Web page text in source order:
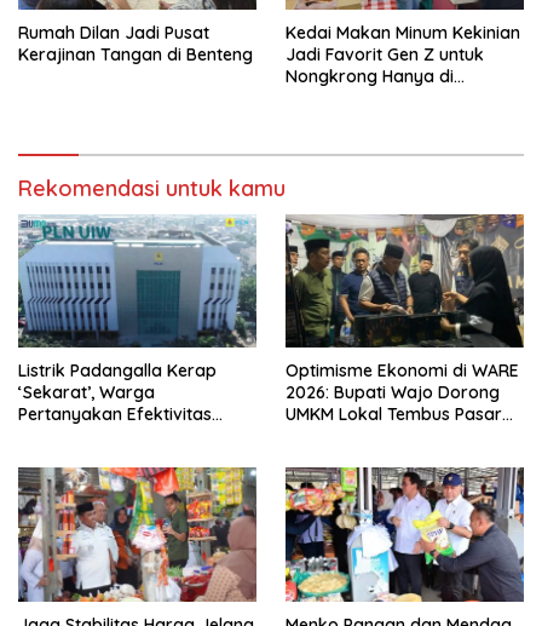
Rumah Dilan Jadi Pusat
Kerajinan Tangan di Benteng
Kedai Makan Minum Kekinian
Jadi Favorit Gen Z untuk
Nongkrong Hanya di
Rekomendasi untuk kamu
Listrik Padangalla Kerap
‘Sekarat’, Warga
Pertanyakan Efektivitas
Optimisme Ekonomi di WARE
2026: Bupati Wajo Dorong
UMKM Lokal Tembus Pasar